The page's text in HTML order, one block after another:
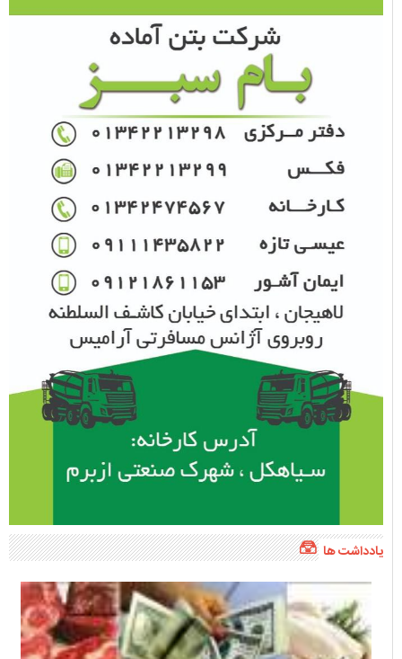
یادداشت ها